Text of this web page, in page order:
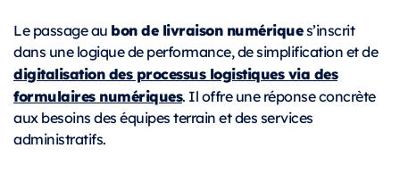
Le passage au bon de livraison numériques’inscrit
dans une logique de performance, de simplification et de
digitalisation des processus logistiques via des
formulaires numériques. Il offre une réponse concrète
aux besoins des équipes terrain et des services
administratifs.